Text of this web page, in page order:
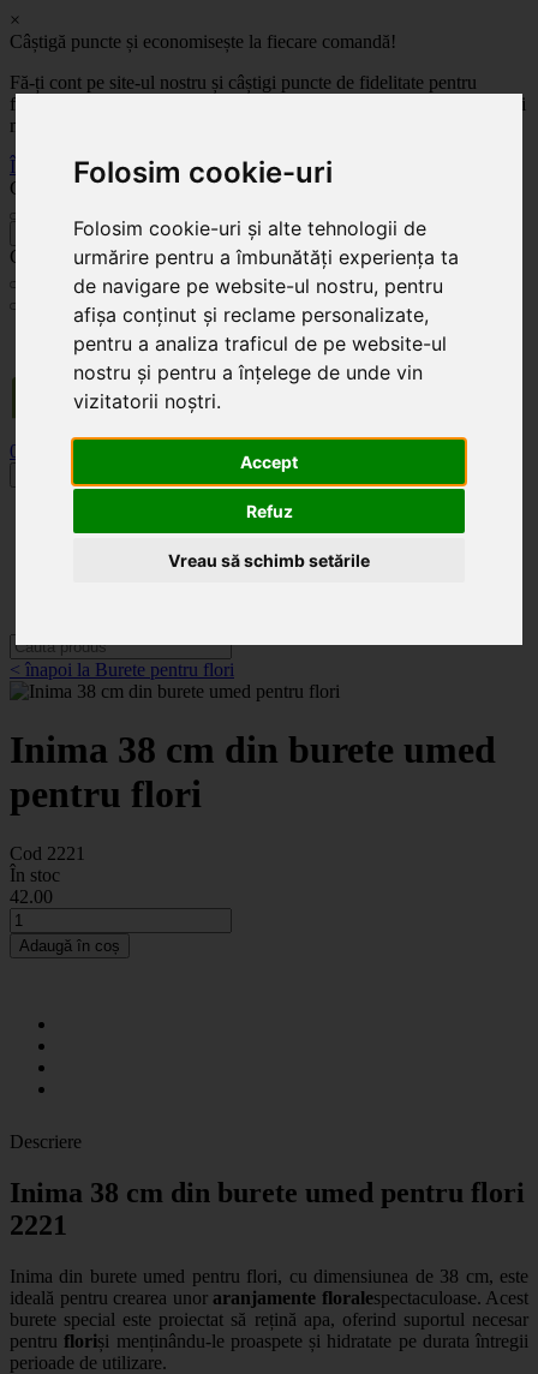
Folosim cookie-uri
Folosim cookie-uri și alte tehnologii de
urmărire pentru a îmbunătăți experiența ta
de navigare pe website-ul nostru, pentru
afișa conținut și reclame personalizate,
pentru a analiza traficul de pe website-ul
nostru și pentru a înțelege de unde vin
vizitatorii noștri.
Accept
Refuz
Vreau să schimb setările
×
Câștigă puncte și economisește la fiecare comandă!
Fă-ți cont pe site-ul nostru și câștigi puncte de fidelitate pentru
fiecare comandă! Cu cât comanzi mai mult, cu atât economisești mai
mult!
Înregistrează-te acum
Celoplast
Celoplast
Transportul este GRATUIT pentru comenzile mai mari de 350 Lei. Comanda minimă în
valoare de 100 Lei. Expediere în 1 - 2 zile lucrătoare.
0
Categorii
< înapoi la Burete pentru flori
Inima 38 cm din burete umed
pentru flori
Cod 2221
În stoc
42.00
Adaugă în coș
Descriere
Inima 38 cm din burete umed pentru flori
2221
Inima din burete umed pentru flori, cu dimensiunea de 38 cm, este
ideală pentru crearea unor aranjamente floralespectaculoase. Acest
burete special este proiectat să rețină apa, oferind suportul necesar
pentrufloriși menținându-le proaspete și hidratate pe durata întregii
perioade de utilizare.